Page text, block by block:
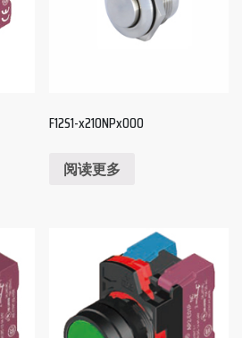
F12S1-x210NPx000
阅读更多